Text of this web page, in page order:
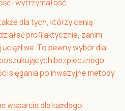
i wytrzymałość.
dla tych, którzy cenią
profilaktycznie, zanim
To pewny wybór dla
bezpiecznego
sięgania po inwazyjne metody
wsparcie dla każdego